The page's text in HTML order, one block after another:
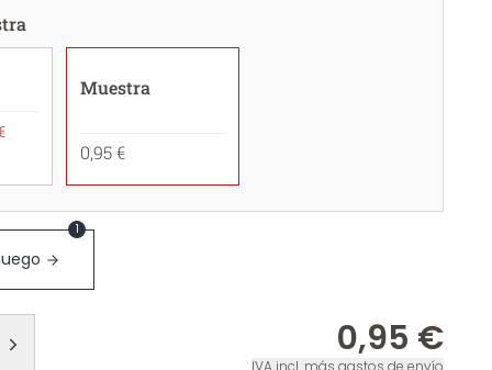
Muestra
0,95 €
1
0,95 €
IVA incl. más gastos de envío